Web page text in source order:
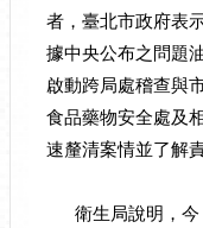
者，臺北市政府表
據中央公布之問題
啟動跨局處稽查與
食品藥物安全處及
速釐清案情並了解
衛生局說明，今